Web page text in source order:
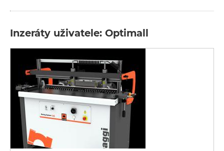
Inzeráty uživatele: Optimall